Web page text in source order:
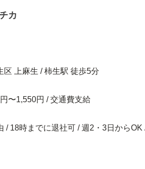
カ
区 上麻生 / 柿生駅 徒歩5分
〜1,550円 / 交通費支給
/ 18時までに退社可 / 週2・3日からOK